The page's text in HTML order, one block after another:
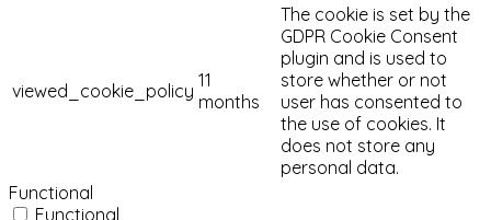
viewed_cookie_policy 11
months
The cookie is set by the
GDPR Cookie Consent
plugin and is used to
store whether or not
user has consented to
the use of cookies. It
does not store any
personal data.
Functional
Functional